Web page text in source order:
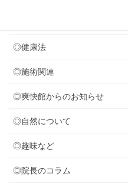
◎健康法
◎施術関連
◎爽快館からのお知らせ
◎自然について
◎趣味など
◎院長のコラム